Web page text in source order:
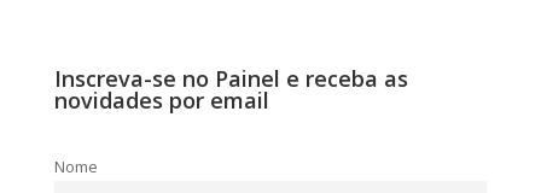
Inscreva-se no Painel e receba as
novidades por email
Nome